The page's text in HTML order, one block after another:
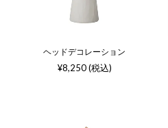
ヘッドデコレーション
¥8,250 (税込)